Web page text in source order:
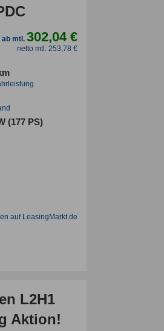
ab mtl.302,04 €
netto mtl. 253,78 €
(177 PS)
auf LeasingMarkt.de
L2H1
Aktion!